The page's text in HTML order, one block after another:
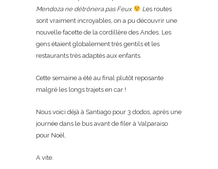
Mendoza ne détrônera pas Feux
L es routes
sont vraiment incroyables, on a pu découvrir une
nouvelle facette de la cordillère des Andes. Les
gens étaient globalement très gentils et les
restaurants très adaptés aux enfants.
Cette semaine a été au final plutôt reposante
malgré les longs trajets en car !
Nous voici déjà à Santiago pour 3 dodos, après une
journée dans le bus avant de filer à Valparaiso
pour Noël.
A vite.